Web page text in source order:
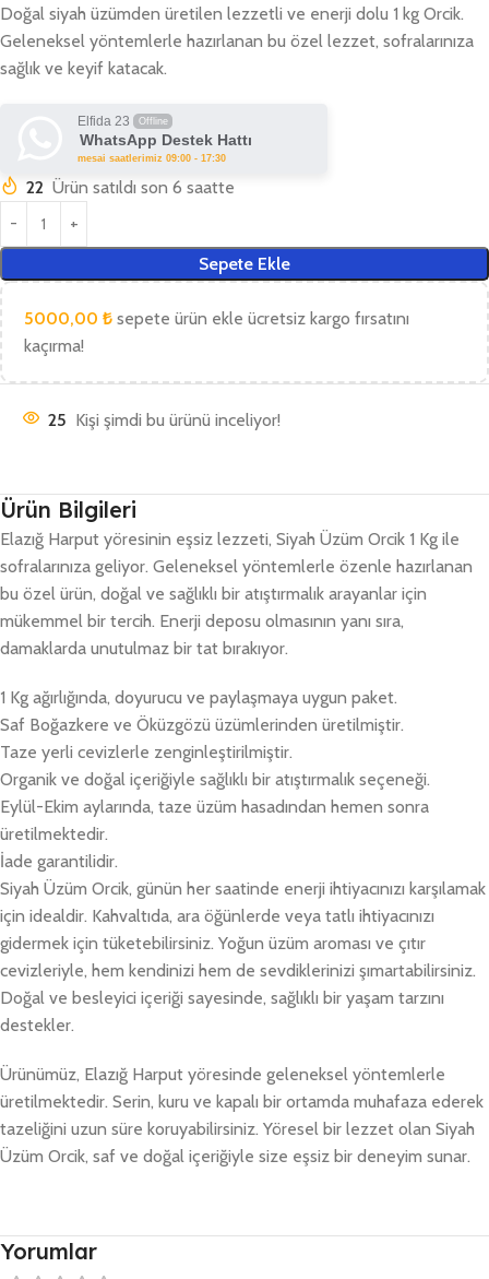
Doğal siyah üzümden üretilen lezzetli ve enerji dolu 1 kg Orcik.
Geleneksel yöntemlerle hazırlanan bu özel lezzet, sofralarınıza
sağlık ve keyif katacak.
Elfida 23 Offline
WhatsApp Destek Hattı
mesai saatlerimiz 09:00 - 17:30
22 Ürün satıldı son 6 saatte
Sepete Ekle
5000,00 ₺ sepete ürün ekle ücretsiz kargo fırsatını
kaçırma!
25 Kişi şimdi bu ürünü inceliyor!
Ürün Bilgileri
Elazığ Harput yöresinin eşsiz lezzeti, Siyah Üzüm Orcik 1 Kg ile
sofralarınıza geliyor. Geleneksel yöntemlerle özenle hazırlanan
bu özel ürün, doğal ve sağlıklı bir atıştırmalık arayanlar için
mükemmel bir tercih. Enerji deposu olmasının yanı sıra,
damaklarda unutulmaz bir tat bırakıyor.
1 Kg ağırlığında, doyurucu ve paylaşmaya uygun paket.
Saf Boğazkere ve Öküzgözü üzümlerinden üretilmiştir.
Taze yerli cevizlerle zenginleştirilmiştir.
Organik ve doğal içeriğiyle sağlıklı bir atıştırmalık seçeneği.
Eylül-Ekim aylarında, taze üzüm hasadından hemen sonra
üretilmektedir.
İade garantilidir.
Siyah Üzüm Orcik, günün her saatinde enerji ihtiyacınızı karşılamak
için idealdir. Kahvaltıda, ara öğünlerde veya tatlı ihtiyacınızı
gidermek için tüketebilirsiniz. Yoğun üzüm aroması ve çıtır
cevizleriyle, hem kendinizi hem de sevdiklerinizi şımartabilirsiniz.
Doğal ve besleyici içeriği sayesinde, sağlıklı bir yaşam tarzını
destekler.
Ürünümüz, Elazığ Harput yöresinde geleneksel yöntemlerle
üretilmektedir. Serin, kuru ve kapalı bir ortamda muhafaza ederek
tazeliğini uzun süre koruyabilirsiniz. Yöresel bir lezzet olan Siyah
Üzüm Orcik, saf ve doğal içeriğiyle size eşsiz bir deneyim sunar.
Yorumlar